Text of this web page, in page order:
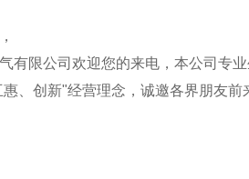
有限公司欢迎您的来电，本公司专
、创新"经营理念，诚邀各界朋友前